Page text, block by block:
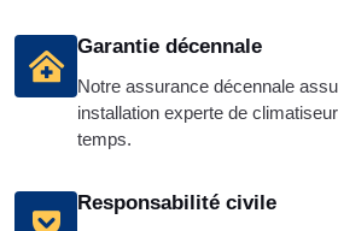
Garantie décennale
Notre assurance décennale
installation experte de
temps.
Responsabilité civile